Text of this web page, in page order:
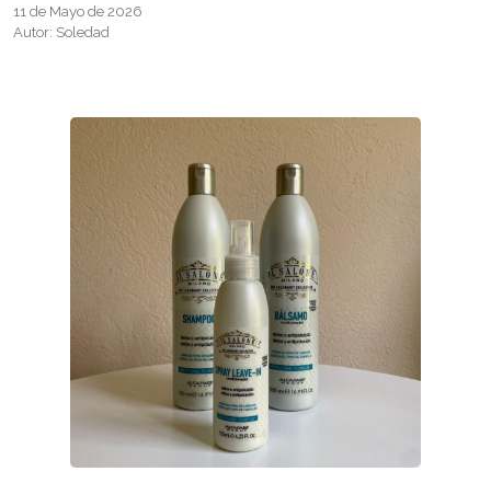
11 de Mayo de 2026
Autor: Soledad